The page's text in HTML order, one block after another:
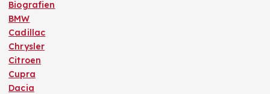
Biografien
BMW
Cadillac
Chrysler
Citroen
Cupra
Dacia